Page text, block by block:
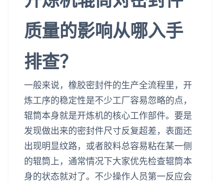
质量的影响从哪入手
排查？
一般来说，橡胶密封件的生产全流程里，开
炼工序的稳定性是不少工厂容易忽略的点，
辊筒本身就是开炼机的核心工作部件。要是
发现做出来的密封件尺寸反复超差，表面还
出现明显纹路，或者胶料总容易粘在某一侧
的辊筒上，通常情况下大家优先检查辊筒本
身的状态就对了。不少操作人员第一反应会